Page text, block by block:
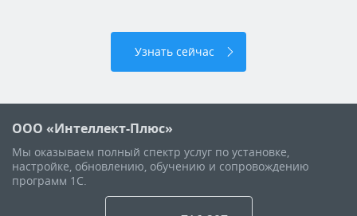
Узнать сейчас
ООО «Интеллект-Плюс»
Мы оказываем полный спектр услуг по установке,
настройке, обновлению, обучению и сопровождению
программ 1С.